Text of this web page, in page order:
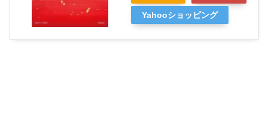
Yahooショッピング